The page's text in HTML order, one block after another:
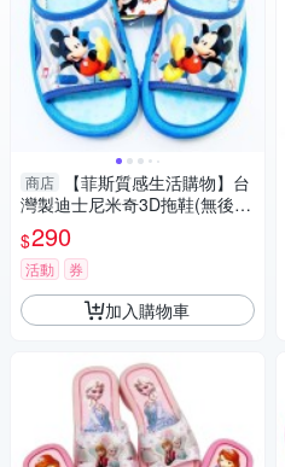
商店
【菲斯質感生活購物】台
灣製迪士尼米奇3D拖鞋(無後
帶) 男童鞋 女童鞋 迪士尼 disn
ey 拖鞋 涼鞋
$290
活動 券
加入購物車